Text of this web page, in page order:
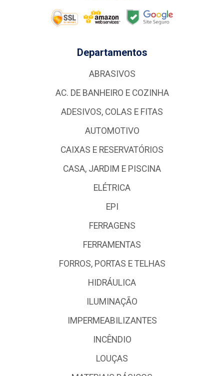
Departamentos
ABRASIVOS
AC. DE BANHEIRO E COZINHA
ADESIVOS, COLAS E FITAS
AUTOMOTIVO
CAIXAS E RESERVATÓRIOS
CASA, JARDIM E PISCINA
ELÉTRICA
EPI
FERRAGENS
FERRAMENTAS
FORROS, PORTAS E TELHAS
HIDRÁULICA
ILUMINAÇÃO
IMPERMEABILIZANTES
INCÊNDIO
LOUÇAS